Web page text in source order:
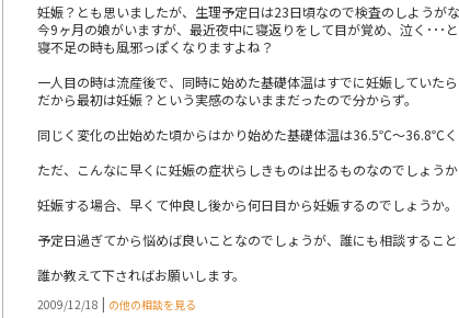
妊娠？とも思いましたが、生理予定日は23日頃なので検査のしようがな
今9ヶ月の娘がいますが、最近夜中に寝返りをして目が覚め、泣く･･･
寝不足の時も風邪っぽくなりますよね？
一人目の時は流産後で、同時に始めた基礎体温はすでに妊娠していた
だから最初は妊娠？という実感のないままだったので分からず。
同じく変化の出始めた頃からはかり始めた基礎体温は36.5℃～36.8℃く
ただ、こんなに早くに妊娠の症状らしきものは出るものなのでしょうか
妊娠する場合、早くて仲良し後から何日目から妊娠するのでしょうか。
予定日過ぎてから悩めば良いことなのでしょうが、誰にも相談するこ
誰か教えて下さればお願いします。
2009/12/18 | の他の相談を見る